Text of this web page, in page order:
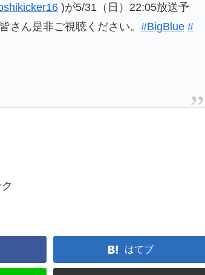
)が5/31（日）22:05放送予
さん是非ご視聴ください。 #BigBlue #
はてブ